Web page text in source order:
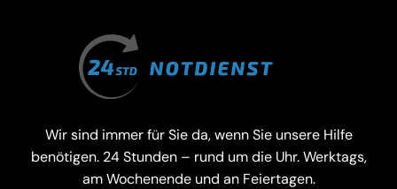
Wir sind immer für Sie da, wenn Sie unsere Hilfe
benötigen. 24 Stunden – rund um die Uhr. Werktags,
am Wochenende und an Feiertagen.